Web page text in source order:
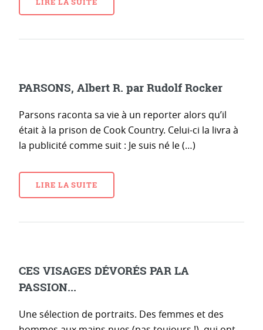
PARSONS, Albert R. par Rudolf Rocker
Parsons raconta sa vie à un reporter alors qu’il
était à la prison de Cook Country. Celui-ci la livra à
la publicité comme suit : Je suis né le (…)
LIRE LA SUITE
CES VISAGES DÉVORÉS PAR LA
PASSION...
Une sélection de portraits. Des femmes et des